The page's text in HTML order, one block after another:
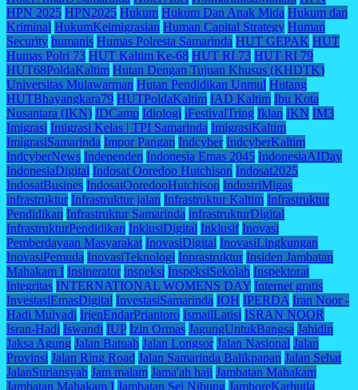
HPN 2025 HPN2025 Hukum Hukum Dan Anak Mida Hukum dan
Kriminal HukumKeimigrasian Human Capital Strategy Human
Security humanis Humas Polresta Samarinda HUT GEPAK HUT
Humas Polri 73 HUT Kaltim Ke-68 HUT RI 73 HUT RI 79
HUT68PoldaKaltim Hutan Dengan Tujuan Khusus (KHDTK)
Universitas Mulawarman Hutan Pendidikan Unmul Hutang
HUTBhayangkara79 HUTPoldaKaltim IAD Kaltim Ibu Kota
Nusantara (IKN) IDCamp Idiologi iFestivalTring Iklan IKN IM3
Imigrasi Imigrasi Kelas | TPI Samarinda ImigrasiKaltim
ImigrasiSamarinda Impor Pangan Indcyber IndcyberKaltim
IndcyberNews Independen Indonesia Emas 2045 IndonesiaAIDay
IndonesiaDigital Indosat Ooredoo Hutchison Indosat2025
IndosatBusines IndosatOoredooHutchison IndustriMigas
infrastruktur Infrastruktur jalan Infrastruktur Kaltim Infrastruktur
Pendidikan Infrastruktur Samarinda infrastrukturDigital
InfrastrukturPendidikan InklusiDigital Inklusif Inovasi
Pemberdayaan Masyarakat InovasiDigital InovasiLingkungan
InovasiPemuda InovasiTeknologi Inprastruktur Insiden Jambatan
Mahakam I Insinerator inspeksi InspeksiSekolah Inspektorat
Integritas INTERNATIONAL WOMENS DAY Internet gratis
InvestasiEmasDigital InvestasiSamarinda IOH IPERDA Iran Noor -
Hadi Mulyadi IrjenEndarPriantoro IsmailLatisi ISRAN NOOR
Isran-Hadi Iswandi IUP Izin Ormas JagungUntukBangsa Jahidin
Jaksa Agung Jalan Batuah Jalan Longsor Jalan Nasional Jalan
Provinsi Jalan Ring Road Jalan Samarinda Balikpapan Jalan Sehat
JalanSuriansyah Jam malam Jama'ah haji Jambatan Mahakam
Jambatan Mahakam I Jambatan Sei Nibung JamboreKarhutla